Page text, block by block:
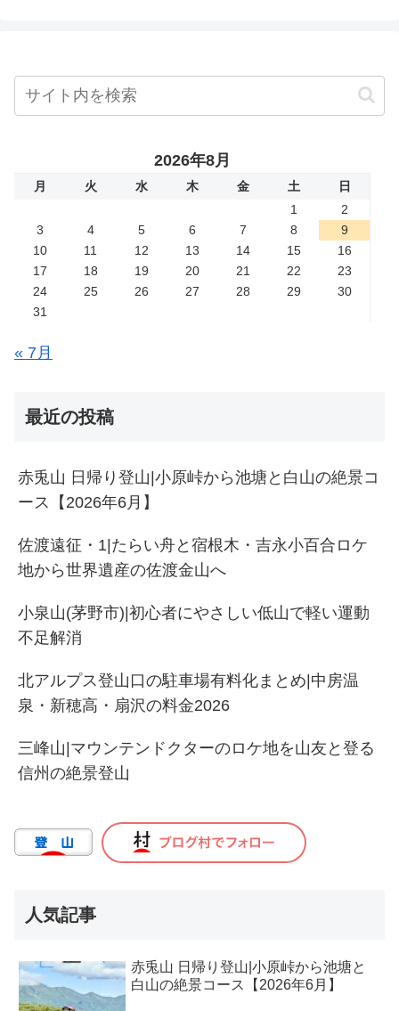
2026年8月
月 火 水 木 金 土
日
1
2
3
4 5 6 7 8
9
10
11 12 13 14 15
16
17
18 19 20 21 22
23
24
25 26 27 28 29
30
31
« 7月
最近の投稿
赤兎山 日帰り登山|小原峠から池塘と白山の絶景コ
ース【2026年6月】
佐渡遠征・1|たらい舟と宿根木・吉永小百合ロケ
地から世界遺産の佐渡金山へ
小泉山(茅野市)|初心者にやさしい低山で軽い運動
不足解消
北アルプス登山口の駐車場有料化まとめ|中房温
泉・新穂高・扇沢の料金2026
三峰山|マウンテンドクターのロケ地を山友と登る
信州の絶景登山
人気記事
赤兎山 日帰り登山|小原峠から池塘と
白山の絶景コース【2026年6月】